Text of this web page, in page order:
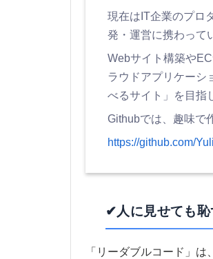
現在はIT企業のプロ
発・運営に携わって
Webサイト構築や
ラウドアプリケーシ
べるサイト」を目指
Githubでは、趣味で
https://github.com/
✔人に見せても恥
「リーダブルコード」